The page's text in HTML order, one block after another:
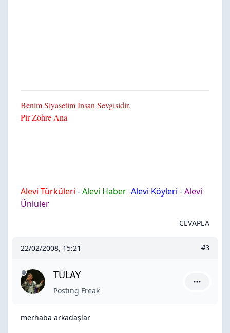
Benim Siyasetim İnsan Sevgisidir.
Pir Zöhre Ana
Alevi Türküleri -Alevi Haber-Alevi Köyleri -Alevi
Ünlüler
CEVAPLA
22/02/2008, 15:21 #3
TÜLAY
Posting Freak
merhaba arkadaşlar